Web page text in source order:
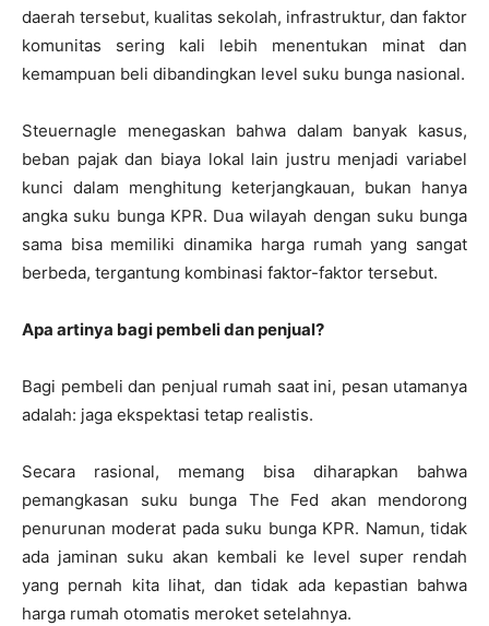
daerah tersebut, kualitas sekolah, infrastruktur, dan faktor
komunitas sering kali lebih menentukan minat dan
kemampuan beli dibandingkan level suku bunga nasional.
Steuernagle menegaskan bahwa dalam banyak kasus,
beban pajak dan biaya lokal lain justru menjadi variabel
kunci dalam menghitung keterjangkauan, bukan hanya
angka suku bunga KPR. Dua wilayah dengan suku bunga
sama bisa memiliki dinamika harga rumah yang sangat
berbeda, tergantung kombinasi faktor-faktor tersebut.
Apa artinya bagi pembeli dan penjual?
Bagi pembeli dan penjual rumah saat ini, pesan utamanya
adalah: jaga ekspektasi tetap realistis.
Secara rasional, memang bisa diharapkan bahwa
pemangkasan suku bunga The Fed akan mendorong
penurunan moderat pada suku bunga KPR. Namun, tidak
ada jaminan suku akan kembali ke level super rendah
yang pernah kita lihat, dan tidak ada kepastian bahwa
harga rumah otomatis meroket setelahnya.